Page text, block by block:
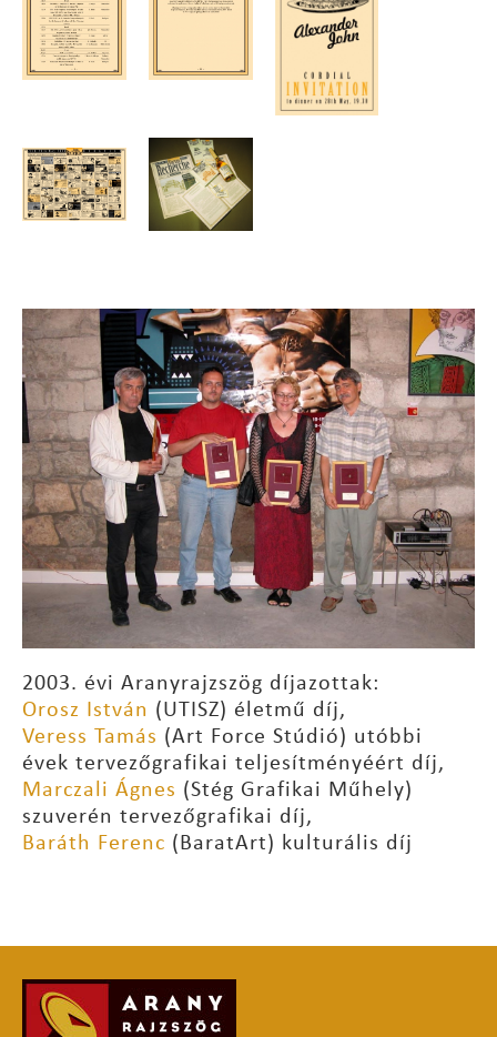
2003. évi Aranyrajzszög díjazottak:
Orosz István (UTISZ) életmű díj,
Veress Tamás (Art Force Stúdió) utóbbi
évek tervezőgrafikai teljesítményéért díj,
Marczali Ágnes (Stég Grafikai Műhely)
szuverén tervezőgrafikai díj,
Baráth Ferenc (BaratArt) kulturális díj